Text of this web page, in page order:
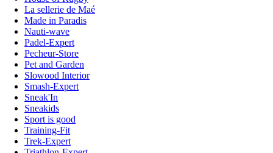
La sellerie de Maé
Made in Paradis
Nauti-wave
Padel-Expert
Pecheur-Store
Pet and Garden
Slowood Interior
Smash-Expert
Sneak'In
Sneakids
Sport is good
Training-Fit
Trek-Expert